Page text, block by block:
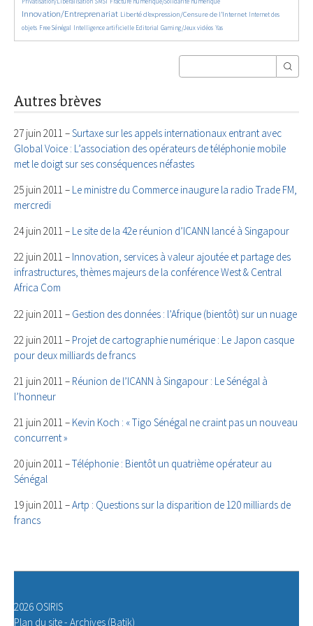
Innovation/Entreprenariat
1365/5557 Liberté d’expression/Censure de l’Internet
50/5557
Internet des
objets
174/5557Free Sénégal
879/5557 Intelligence artificielle
202/5557 Editorial
68/5557 Gaming/Jeux vidéos
28/5557 Yas
Autres brèves
27 juin 2011 –Surtaxe sur les appels internationaux entrant avec
Global Voice : L’association des opérateurs de téléphonie mobile
met le doigt sur ses conséquences néfastes
25 juin 2011 – Le ministre du Commerce inaugure la radio Trade FM,
mercredi
24 juin 2011 – Le site de la 42e réunion d’ICANN lancé à Singapour
22 juin 2011 – Innovation, services à valeur ajoutée et partage des
infrastructures, thèmes majeurs de la conférence West & Central
Africa Com
22 juin 2011 – Gestion des données : l’Afrique (bientôt) sur un nuage
22 juin 2011 – Projet de cartographie numérique : Le Japon casque
pour deux milliards de francs
21 juin 2011 – Réunion de l’ICANN à Singapour : Le Sénégal à
l’honneur
21 juin 2011 – Kevin Koch : « Tigo Sénégal ne craint pas un nouveau
concurrent »
20 juin 2011 –Téléphonie : Bientôt un quatrième opérateur au
Sénégal
19 juin 2011 –Artp : Questions sur la disparition de 120 milliards de
francs
2026 OSIRIS
Plan du site- Archives (Batik)